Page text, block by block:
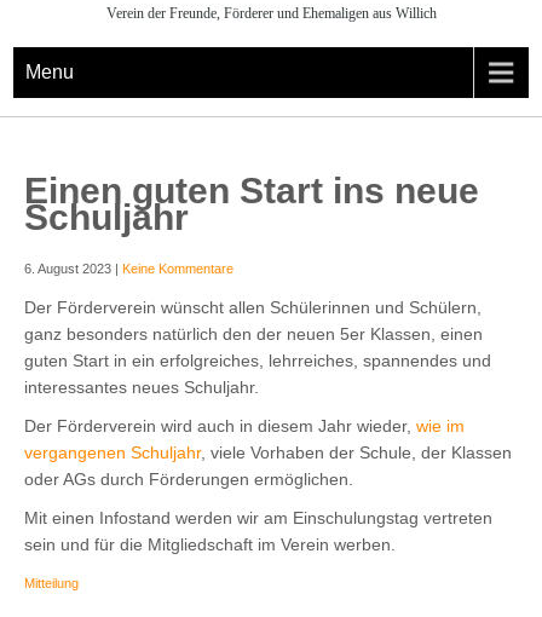
Verein der Freunde, Förderer und Ehemaligen aus Willich
Menu
Einen guten Start ins neue
Schuljahr
6. August 2023 | Keine Kommentare
Der Förderverein wünscht allen Schülerinnen und Schülern,
ganz besonders natürlich den der neuen 5er Klassen, einen
guten Start in ein erfolgreiches, lehrreiches, spannendes und
interessantes neues Schuljahr.
Der Förderverein wird auch in diesem Jahr wieder, wie im
vergangenen Schuljahr, viele Vorhaben der Schule, der Klassen
oder AGs durch Förderungen ermöglichen.
Mit einen Infostand werden wir am Einschulungstag vertreten
sein und für die Mitgliedschaft im Verein werben.
Mitteilung